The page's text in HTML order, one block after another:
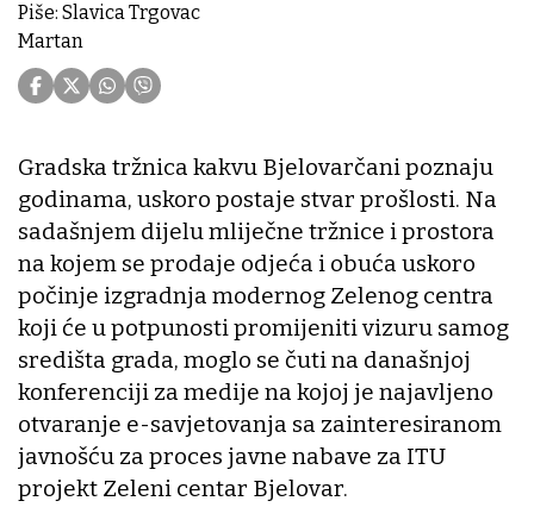
Piše: Slavica Trgovac
Martan
Gradska tržnica kakvu Bjelovarčani poznaju
godinama, uskoro postaje stvar prošlosti. Na
sadašnjem dijelu mliječne tržnice i prostora
na kojem se prodaje odjeća i obuća uskoro
počinje izgradnja modernog Zelenog centra
koji će u potpunosti promijeniti vizuru samog
središta grada, moglo se čuti na današnjoj
konferenciji za medije na kojoj je najavljeno
otvaranje e-savjetovanja sa zainteresiranom
javnošću za proces javne nabave za ITU
projekt Zeleni centar Bjelovar.